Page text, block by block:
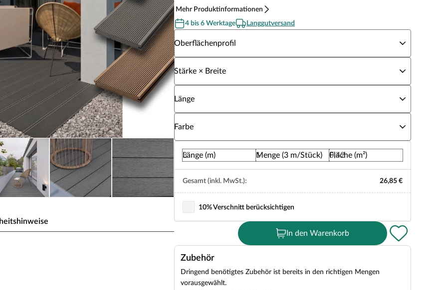
Mehr Produktinformationen
4 bis 6 Werktage
Langgutversand
Wähle eine Oberflächenprofil
Oberflächenprofil
Wähle eine Stärke × Breite
Stärke × Breite
Länge
Farbe
Länge (m) Menge (3 m/Stück) Fläche (m²)
Gesamt (inkl. MwSt.): 26,85 €
10% Verschnitt berücksichtigen
In den Warenkorb
Zubehör
Dringend benötigtes Zubehör ist bereits in den richtigen Mengen
vorausgewählt.